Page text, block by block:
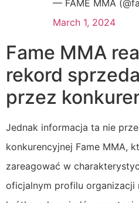
— FAME MMA
March 1, 2024
Fame MMA
rekord
przez
Jednak informacja ta nie
konkurencyjnej Fame MMA,
zareagować w
oficjalnym profilu organizacji